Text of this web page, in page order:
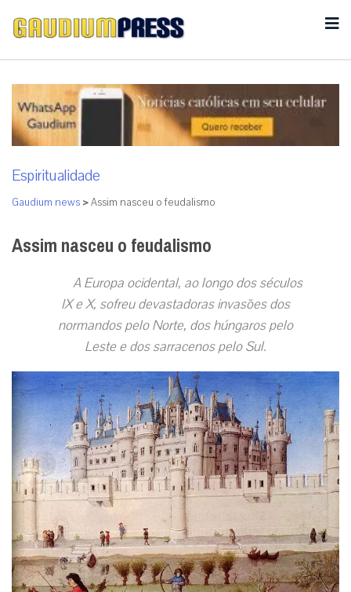
Espiritualidade
Gaudium news >Assim nasceu o feudalismo
Assim nasceu o feudalismo
A Europa ocidental, ao longo dos séculos
IX e X, sofreu devastadoras invasões dos
normandos pelo Norte, dos húngaros pelo
Leste e dos sarracenos pelo Sul.